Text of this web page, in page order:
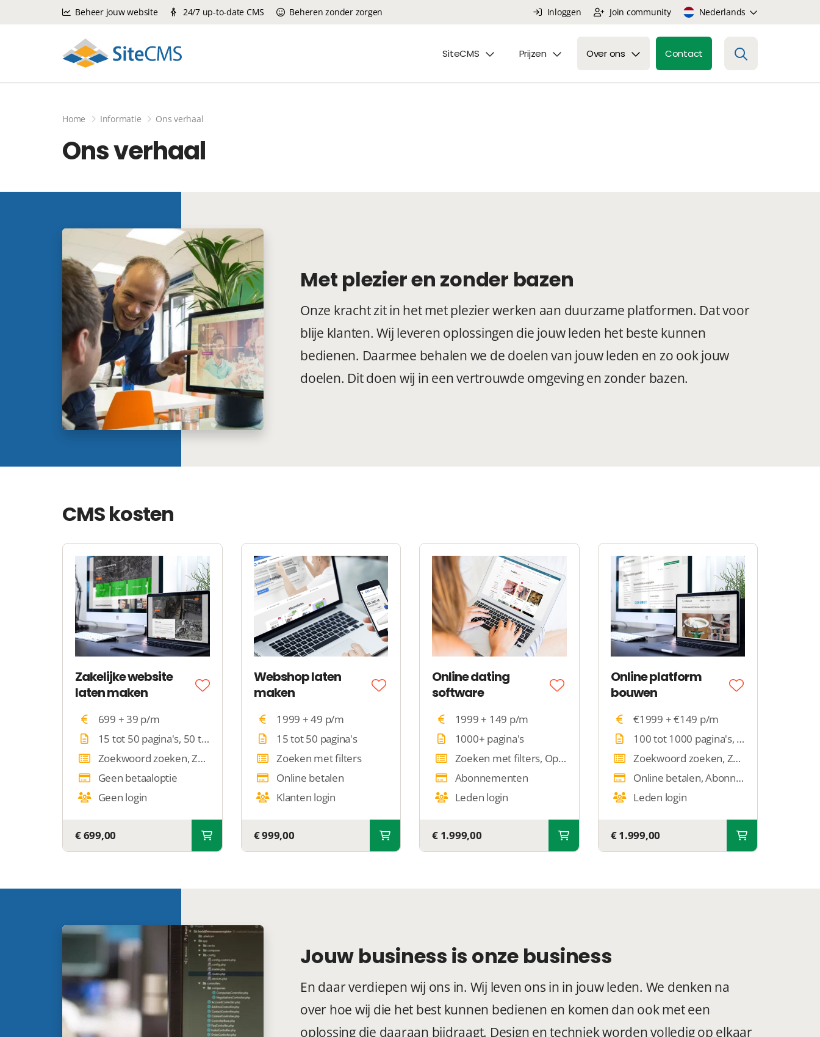
Home Informatie Ons verhaal
Ons verhaal
Met plezier en zonder bazen
Onze kracht zit in het met plezier werken aan duurzame platformen. Dat voor
blije klanten. Wij leveren oplossingen die jouw leden het beste kunnen
bedienen. Daarmee behalen we de doelen van jouw leden en zo ook jouw
doelen. Dit doen wij in een vertrouwde omgeving en zonder bazen.
CMS kosten
Zakelijke website
laten maken
699 + 39 p/m
15 tot 50 pagina's, 50 tot 100 pagina's
Zoekwoord zoeken, Zoeken met filters
Geen betaaloptie
Geen login
€ 699,00
Webshop laten
maken
1999 + 49 p/m
15 tot 50 pagina's
Zoeken met filters
Online betalen
Klanten login
€ 999,00
Online dating
software
1999 + 149 p/m
1000+ pagina's
Zoeken met filters, Op locatie zoeken
Abonnementen
Leden login
€ 1.999,00
Online platform
bouwen
€1999 + €149 p/m
100 tot 1000 pagina's, 1000+ pagina's
Zoekwoord zoeken, Zoeken met filters, Op locatie zoeken
Online betalen, Abonnementen
Leden login
€ 1.999,00
Jouw business is onze business
En daar verdiepen wij ons in. Wij leven ons in in jouw leden. We denken na
over hoe wij die het best kunnen bedienen en komen dan ook met een
oplossing die daaraan bijdraagt. Design en techniek worden volledig op elkaar
Beheer jouw website 24/7 up-to-date CMS Beheren zonder zorgen Inloggen Join community Nederlands
SiteCMS Prijzen Over ons Contact